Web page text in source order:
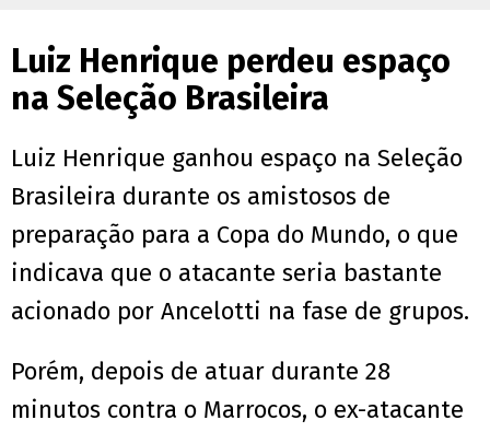
Luiz Henrique perdeu espaço
na Seleção Brasileira
Luiz Henrique ganhou espaço na Seleção
Brasileira durante os amistosos de
preparação para a Copa do Mundo, o que
indicava que o atacante seria bastante
acionado por Ancelotti na fase de grupos.
Porém, depois de atuar durante 28
minutos contra o Marrocos, o ex-atacante